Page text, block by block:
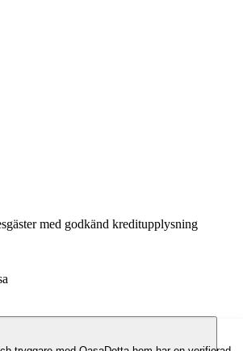
med godkänd kreditupplysning